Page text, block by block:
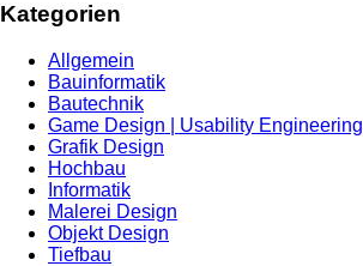
Kategorien
Allgemein
Bauinformatik
Bautechnik
Game Design | Usability Engineering
Grafik Design
Hochbau
Informatik
Malerei Design
Objekt Design
Tiefbau